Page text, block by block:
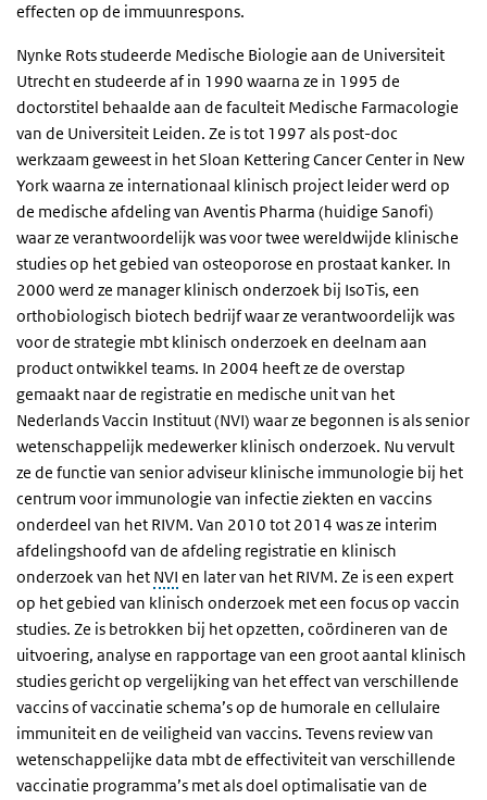
effecten op de immuunrespons.
Nynke Rots studeerde Medische Biologie aan de Universiteit
Utrecht en studeerde af in 1990 waarna ze in 1995 de
doctorstitel behaalde aan de faculteit Medische Farmacologie
van de Universiteit Leiden. Ze is tot 1997 als post-doc
werkzaam geweest in het Sloan Kettering Cancer Center in New
York waarna ze internationaal klinisch project leider werd op
de medische afdeling van Aventis Pharma (huidige Sanofi)
waar ze verantwoordelijk was voor twee wereldwijde klinische
studies op het gebied van osteoporose en prostaat kanker. In
2000 werd ze manager klinisch onderzoek bij IsoTis, een
orthobiologisch biotech bedrijf waar ze verantwoordelijk was
voor de strategie mbt klinisch onderzoek en deelnam aan
product ontwikkel teams. In 2004 heeft ze de overstap
gemaakt naar de registratie en medische unit van het
Nederlands Vaccin Instituut (NVI) waar ze begonnen is als senior
wetenschappelijk medewerker klinisch onderzoek. Nu vervult
ze de functie van senior adviseur klinische immunologie bij het
centrum voor immunologie van infectie ziekten en vaccins
onderdeel van het RIVM. Van 2010 tot 2014 was ze interim
afdelingshoofd van de afdeling registratie en klinisch
onderzoek van het NVI en later van het RIVM. Ze is een expert
op het gebied van klinisch onderzoek met een focus op vaccin
studies. Ze is betrokken bij het opzetten, coördineren van de
uitvoering, analyse en rapportage van een groot aantal klinisch
studies gericht op vergelijking van het effect van verschillende
vaccins of vaccinatie schema’s op de humorale en cellulaire
immuniteit en de veiligheid van vaccins. Tevens review van
wetenschappelijke data mbt de effectiviteit van verschillende
vaccinatie programma’s met als doel optimalisatie van de